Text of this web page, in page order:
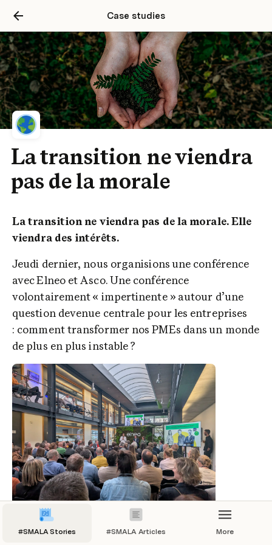
Case studies
La transition ne viendra
pas de la morale
La transition ne viendra pas de la morale. Elle
viendra des intérêts.
Jeudi dernier, nous organisions une conférence
avec Elneo et Asco. Une conférence
volontairement « impertinente » autour d’une
question devenue centrale pour les entreprises
: comment transformer nos PMEs dans un monde
de plus en plus instable ?
#SMALA Stories #SMALA Articles More